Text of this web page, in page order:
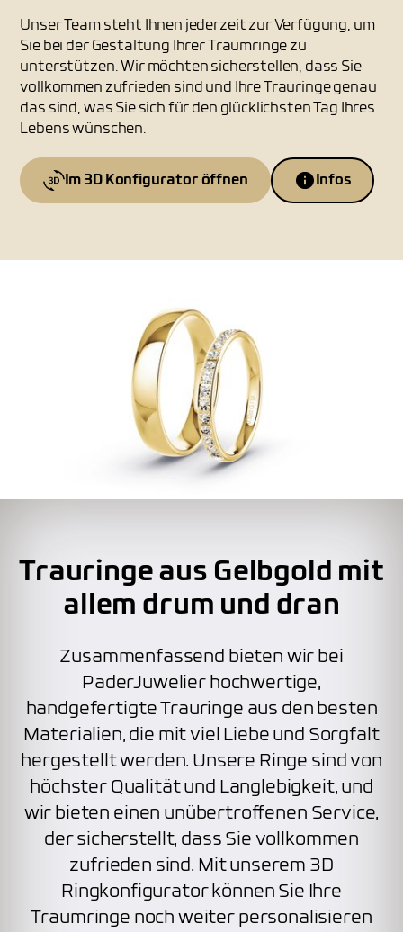
Unser Team steht Ihnen jederzeit zur Verfügung, um
Sie bei der Gestaltung Ihrer Traumringe zu
unterstützen. Wir möchten sicherstellen, dass Sie
vollkommen zufrieden sind und Ihre Trauringe genau
das sind, was Sie sich für den glücklichsten Tag Ihres
Lebens wünschen.
Im 3D Konfigurator öffnen Infos
Trauringe aus Gelbgold mit
allem drum und dran
Zusammenfassend bieten wir bei
PaderJuwelier hochwertige,
handgefertigte Trauringe aus den besten
Materialien, die mit viel Liebe und Sorgfalt
hergestellt werden. Unsere Ringe sind von
höchster Qualität und Langlebigkeit, und
wir bieten einen unübertroffenen Service,
der sicherstellt, dass Sie vollkommen
zufrieden sind. Mit unserem 3D
Ringkonfigurator können Sie Ihre
Traumringe noch weiter personalisieren